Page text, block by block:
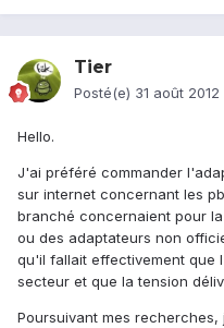
Tier
Posté(e) 31 août 2012
Hello.
J'ai préféré commander
sur internet concernant les
branché concernaient pour
ou des adaptateurs non
qu'il fallait effectivement que
secteur et que la tension
Poursuivant mes